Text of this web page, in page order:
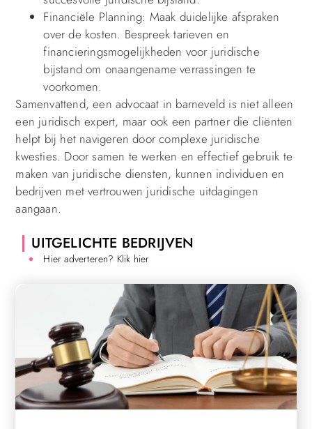
Financiële Planning: Maak duidelijke afspraken
over de kosten. Bespreek tarieven en
financieringsmogelijkheden voor juridische
bijstand om onaangename verrassingen te
voorkomen.
Samenvattend, een advocaat in barneveld is niet alleen
een juridisch expert, maar ook een partner die cliënten
helpt bij het navigeren door complexe juridische
kwesties. Door samen te werken en effectief gebruik te
maken van juridische diensten, kunnen individuen en
bedrijven met vertrouwen juridische uitdagingen
aangaan.
UITGELICHTE BEDRIJVEN
Hier adverteren? Klik hier